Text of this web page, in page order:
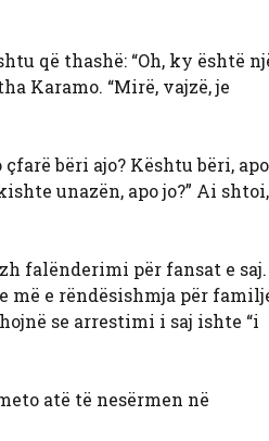
që thashë: “Oh, ky është
Karamo. “Mirë, vajzë, je
bëri ajo? Kështu bëri, apo
unazën, apo jo?” Ai shtoi,
falënderimi për fansat e saj.
më e rëndësishmja për
se arrestimi i saj ishte “i
atë të nesërmen në